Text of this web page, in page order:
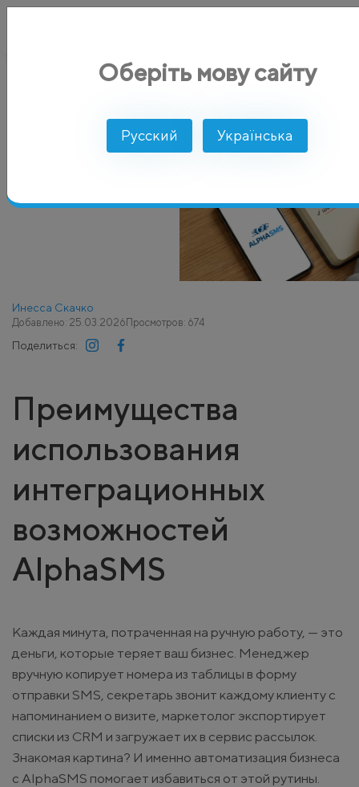
Преимущества использования
Инесса Скачко
Добавлено: 25.03.2026Просмотров: 674
Поделиться:
Преимущества
использования
интеграционных
возможностей
AlphaSMS
Каждая минута, потраченная на ручную работу, — это
деньги, которые теряет ваш бизнес. Менеджер
вручную копирует номера из таблицы в форму
отправки SMS, секретарь звонит каждому клиенту с
напоминанием о визите, маркетолог экспортирует
списки из CRM и загружает их в сервис рассылок.
Знакомая картина? И именно автоматизация бизнеса
с AlphaSMS помогает избавиться от этой рутины.
Оберіть мову сайту
Русский Українська